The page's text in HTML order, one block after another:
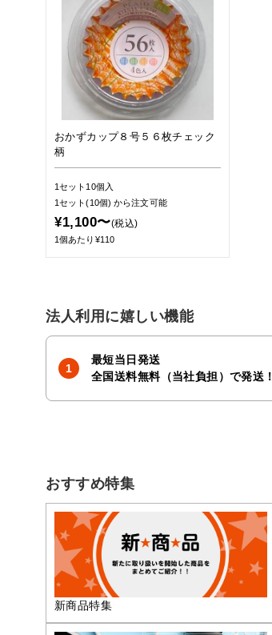
おかずカップ８号５６枚チェック
柄
1セット10個入
1セット(10個)から注文可能
¥1,100〜(税込)
1個あたり¥110
法人利用に嬉しい機能
最短当日発送
全国送料無料（当社負担）で発送！
おすすめ特集
新商品特集